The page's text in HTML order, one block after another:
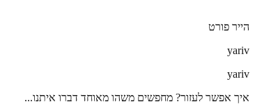
הייר פורט
yariv
yariv
איך אפשר לעזור? מחפשים משהו מאוחד דברו איתנו...